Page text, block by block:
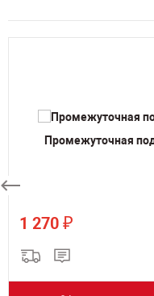
Промежуточная
1 270 ₽